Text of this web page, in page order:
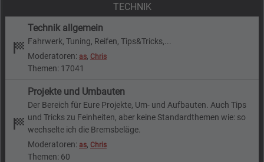
TECHNIK
Technik allgemein
Fahrwerk, Tuning, Reifen, Tips&Tricks,...
Moderatoren: as, Chris
Themen: 17041
Projekte und Umbauten
Der Bereich für Eure Projekte, Um- und Aufbauten. Auch Tips
und Tricks zu Feinheiten, aber keine Standardthemen wie: so
wechselte ich die Bremsbeläge.
Moderatoren: as, Chris
Themen: 60